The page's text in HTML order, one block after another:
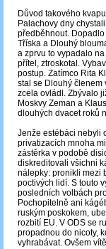
Důvod takového
Palachovy dny
předběhnout.
Tříska a Dlouhý
a zprvu to vypadalo
přítel, ztroskotal.
postup. Zatímco Rita
stal se Dlouhý členem
zcela ovládl. Zbývalo
Moskvy Zeman a
dlouhých dvacet roků
Jenže estébáci nebyli
privatizacích mnoha
zástěrka v podobě
diskreditovali všichni
nálepky: pronikli mezi
poctivých lidí. S touto
posledních volbách
Pochopitelně ani
ruským poskokem,
rozbití EU. V ODS se
propadnou do nicoty,
vyhrabávat. Ovšem